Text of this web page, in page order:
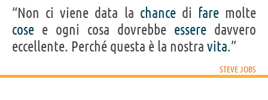
“Non ci viene data la chancedi faremolte
cose e ogni cosa dovrebbe essere davvero
eccellente. Perché questa è la nostra vita.”
STEVE JOBS